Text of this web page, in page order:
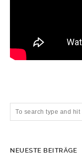
NEUESTE BEITRÄGE